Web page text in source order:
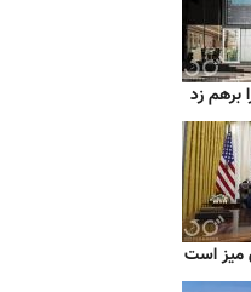
برهم زد
میز است